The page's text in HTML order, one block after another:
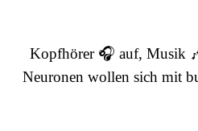
Kopfhörer 🎧 auf, Musik
Neuronen wollen sich mit